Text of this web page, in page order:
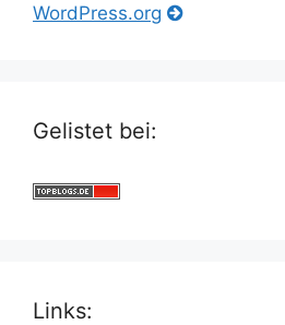
WordPress.org
Gelistet bei:
Links: